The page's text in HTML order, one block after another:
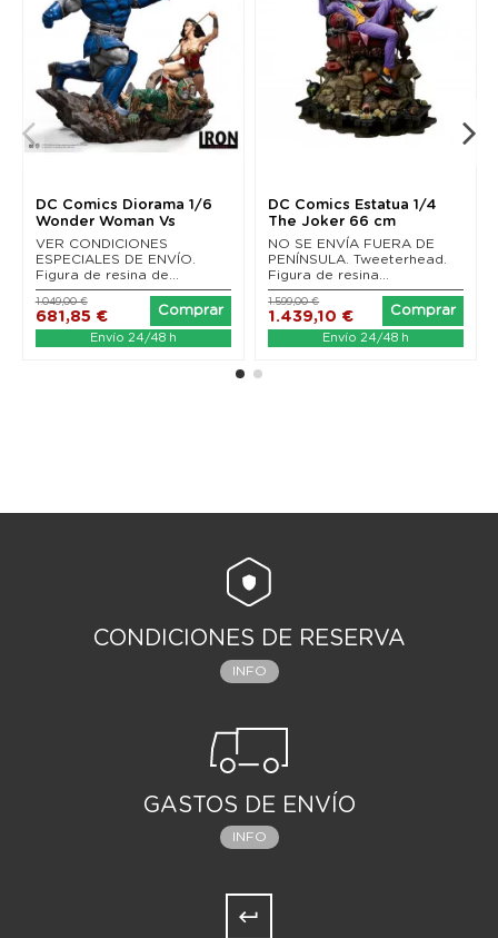
DC Comics Diorama 1/6
Wonder Woman Vs
Darkseid by Ivan Reis...
VER CONDICIONES
ESPECIALES DE ENVÍO.
Figura de resina de...
681,85 €
1.049,00 €
Comprar
Envío 24/48 h
DC Comics Estatua 1/4
The Joker 66 cm
NO SE ENVÍA FUERA DE
PENÍNSULA. Tweeterhead.
Figura de resina...
1.439,10 €
1.599,00 €
Comprar
Envío 24/48 h
CONDICIONES DE RESERVA
INFO
GASTOS DE ENVÍO
INFO